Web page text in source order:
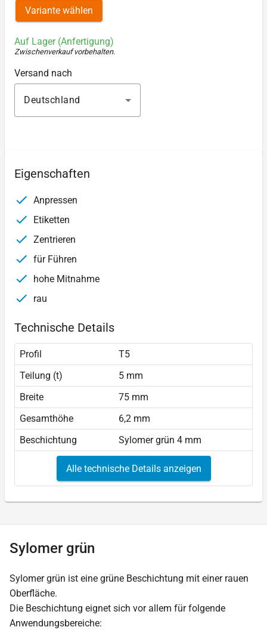
Variante wählen
Auf Lager (Anfertigung)
Zwischenverkauf vorbehalten.
Versand nach
Deutschland
Eigenschaften
Anpressen
Etiketten
Zentrieren
für Führen
hohe Mitnahme
rau
Technische Details
Profil
T5
Teilung (t)
5 mm
Breite
75 mm
Gesamthöhe
6,2 mm
Beschichtung
Sylomer grün 4 mm
Alle technische Details anzeigen
Sylomer grün
Sylomer grün ist eine grüne Beschichtung mit einer rauen
Oberfläche.
Die Beschichtung eignet sich vor allem für folgende
Anwendungsbereiche: